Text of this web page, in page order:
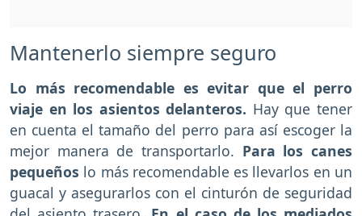
Mantenerlo siempre seguro
Lo más recomendable es evitar que el perro
viaje en los asientos delanteros. Hay que tener
en cuenta el tamaño del perro para así escoger la
mejor manera de transportarlo. Para los canes
pequeños lo más recomendable es llevarlos en un
guacal y asegurarlos con el cinturón de seguridad